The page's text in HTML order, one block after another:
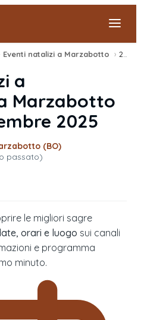
Eventi natalizi a Marzabotto ›
a
Marzabotto
2025
(BO)
passato)
le migliori sagre
orari e luogo sui canali
e programma
minuto.